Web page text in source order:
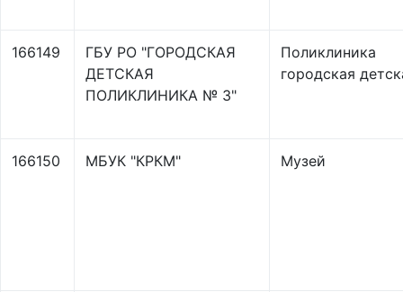
166149
ГБУ РО "ГОРОДСКАЯ
ДЕТСКАЯ
ПОЛИКЛИНИКА № 3"
Поликлиника
городская
166150 МБУК "КРКМ" Музей